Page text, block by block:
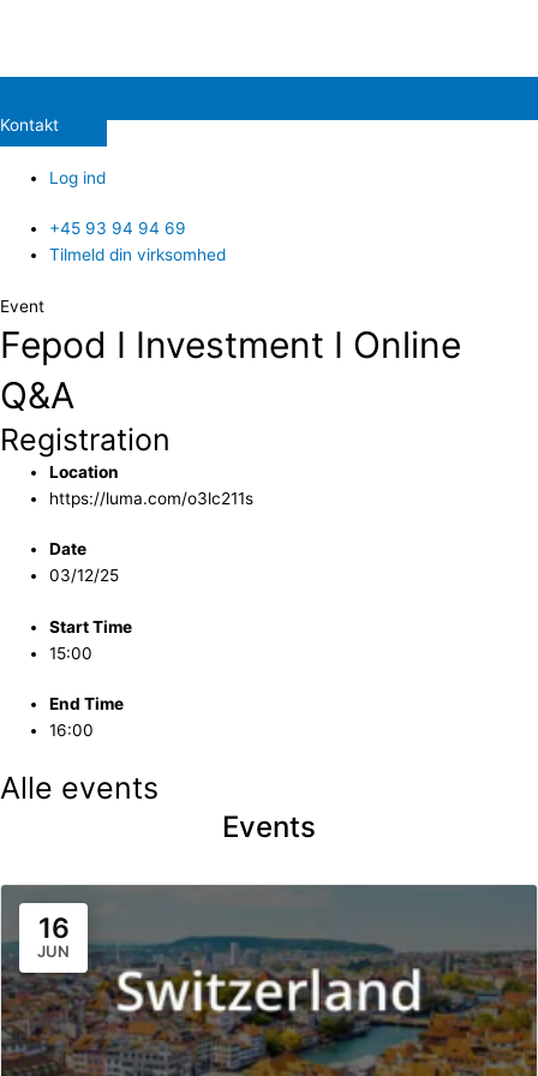
Kontakt
Log ind
+45 93 94 94 69
Tilmeld din virksomhed
Event
Fepod I Investment I Online
Q&A
Registration
Location
https://luma.com/o3lc211s
Date
03/12/25
Start Time
15:00
End Time
16:00
Alle events
Events
16
JUN